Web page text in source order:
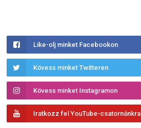
Like-olj minket Facebookon
Kövess minket Twitteren
Kövess minket Instagramon
Iratkozz fel YouTube-csatornánkra